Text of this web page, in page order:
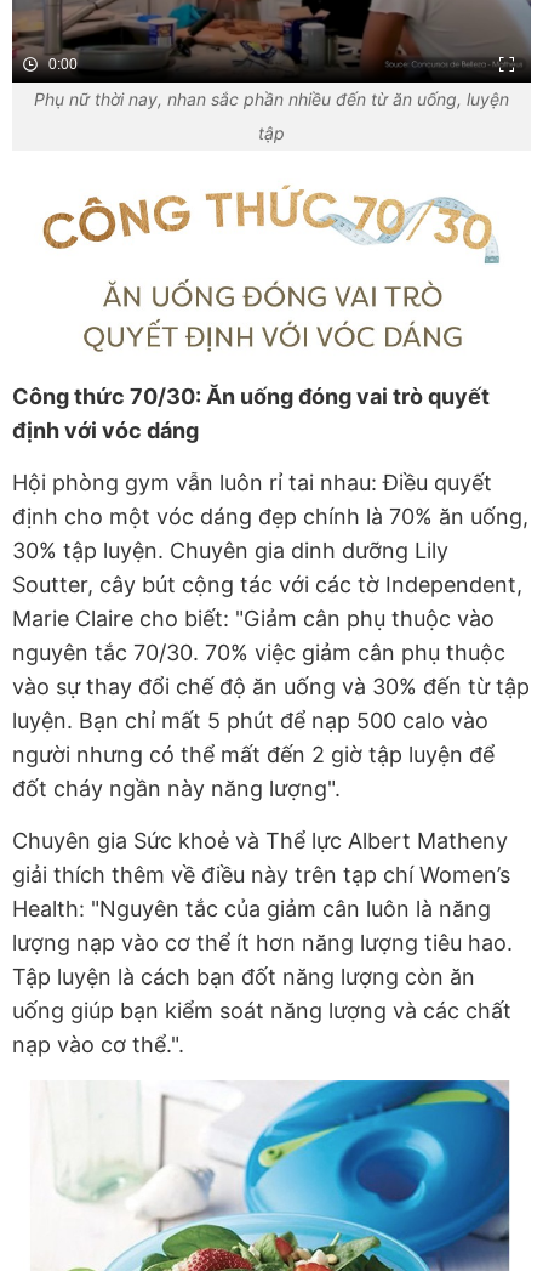
0:00
Phụ nữ thời nay, nhan sắc phần nhiều đến từ ăn uống, luyện
tập
Công thức 70/30: Ăn uống đóng vai trò quyết
định với vóc dáng
Hội phòng gym vẫn luôn rỉ tai nhau: Điều quyết
định cho một vóc dáng đẹp chính là 70% ăn uống,
30% tập luyện. Chuyên gia dinh dưỡng Lily
Soutter, cây bút cộng tác với các tờ Independent,
Marie Claire cho biết: "Giảm cân phụ thuộc vào
nguyên tắc 70/30. 70% việc giảm cân phụ thuộc
vào sự thay đổi chế độ ăn uống và 30% đến từ tập
luyện. Bạn chỉ mất 5 phút để nạp 500 calo vào
người nhưng có thể mất đến 2 giờ tập luyện để
đốt cháy ngần này năng lượng".
Chuyên gia Sức khoẻ và Thể lực Albert Matheny
giải thích thêm về điều này trên tạp chí Women’s
Health: "Nguyên tắc của giảm cân luôn là năng
lượng nạp vào cơ thể ít hơn năng lượng tiêu hao.
Tập luyện là cách bạn đốt năng lượng còn ăn
uống giúp bạn kiểm soát năng lượng và các chất
nạp vào cơ thể.".